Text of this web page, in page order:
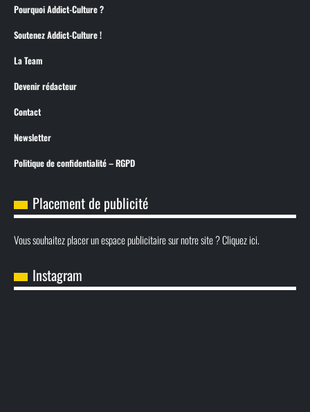
Pourquoi Addict-Culture ?
Soutenez Addict-Culture !
La Team
Devenir rédacteur
Contact
Newsletter
Politique de confidentialité – RGPD
Placement de publicité
Vous souhaitez placer un espace publicitaire sur notre site ? Cliquez ici.
Instagram